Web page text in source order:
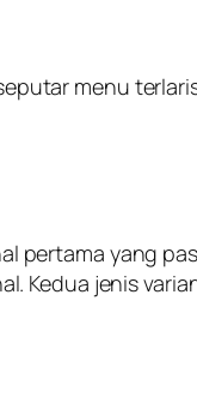
menu
pertama yang
Kedua jenis